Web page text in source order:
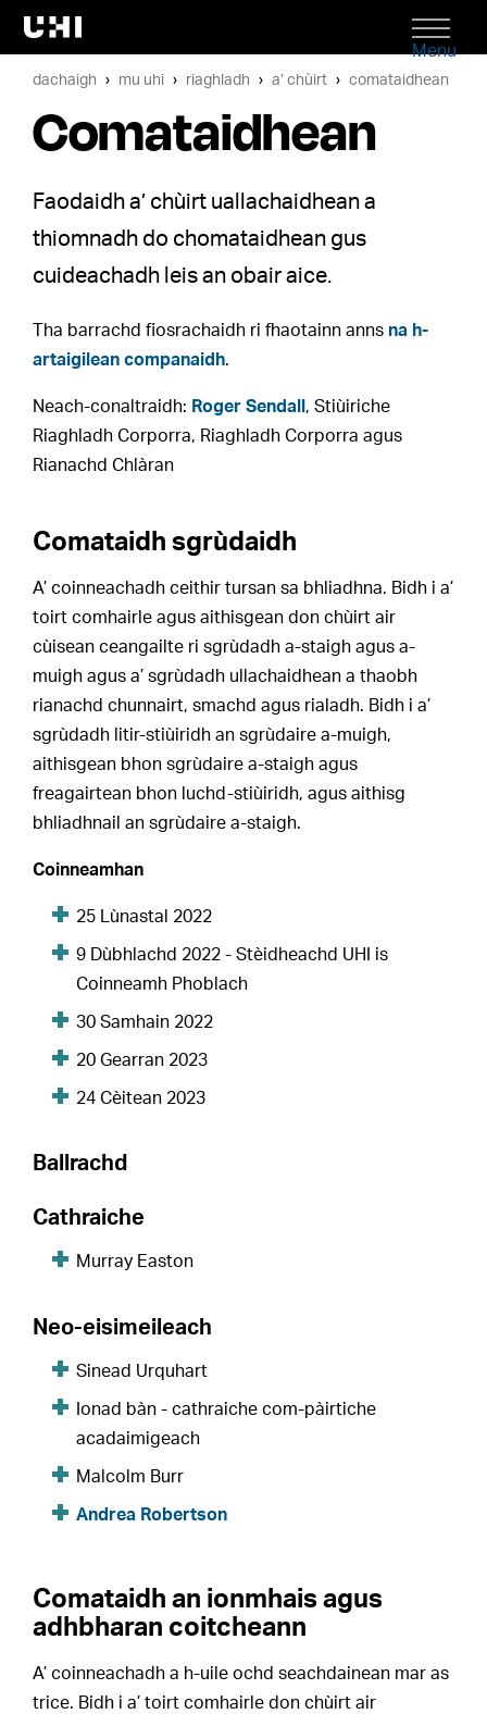
Menu
dachaigh mu uhi riaghladh a’ chùirt comataidhean
Comataidhean
Faodaidh a’ chùirt uallachaidhean a
thiomnadh do chomataidhean gus
cuideachadh leis an obair aice.
Tha barrachd fiosrachaidh ri fhaotainn anns na h-
artaigilean companaidh.
Neach-conaltraidh: Roger Sendall , Stiùiriche
Riaghladh Corporra, Riaghladh Corporra agus
Rianachd Chlàran
Comataidh sgrùdaidh
A’ coinneachadh ceithir tursan sa bhliadhna. Bidh i a’
toirt comhairle agus aithisgean don chùirt air
cùisean ceangailte ri sgrùdadh a-staigh agus a-
muigh agus a’ sgrùdadh ullachaidhean a thaobh
rianachd chunnairt, smachd agus rialadh. Bidh i a’
sgrùdadh litir-stiùiridh an sgrùdaire a-muigh,
aithisgean bhon sgrùdaire a-staigh agus
freagairtean bhon luchd-stiùiridh, agus aithisg
bhliadhnail an sgrùdaire a-staigh.
Coinneamhan
25 Lùnastal 2022
9 Dùbhlachd 2022 - Stèidheachd UHI is
Coinneamh Phoblach
30 Samhain 2022
20 Gearran 2023
24 Cèitean 2023
Ballrachd
Cathraiche
Murray Easton
Neo-eisimeileach
Sinead Urquhart
Ionad bàn - cathraiche com-pàirtiche
acadaimigeach
Malcolm Burr
Andrea Robertson
Comataidh an ionmhais agus
adhbharan coitcheann
A’ coinneachadh a h-uile ochd seachdainean mar as
trice. Bidh i a’ toirt comhairle don chùirt air